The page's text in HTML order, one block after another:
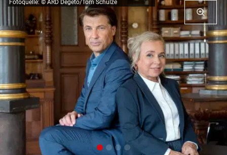
Fotoquelle: © ARD Degeto/Tom Schulze